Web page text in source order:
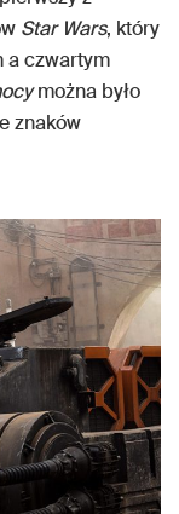
Star Wars, który
a czwartym
można było
znaków